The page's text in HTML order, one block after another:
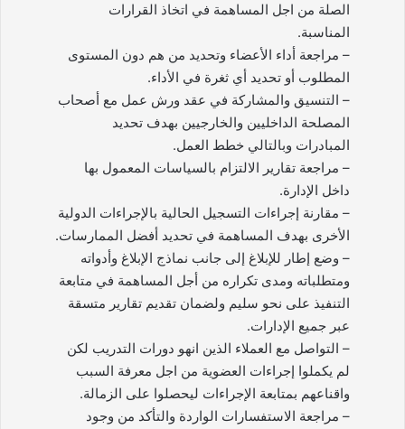
الصلة من اجل المساهمة في اتخاذ القرارات
المناسبة.
– مراجعة أداء الأعضاء وتحديد من هم دون المستوى
المطلوب أو تحديد أي ثغرة في الأداء.
– التنسيق والمشاركة في عقد ورش عمل مع أصحاب
المصلحة الداخليين والخارجيين بهدف تحديد
المبادرات وبالتالي خطط العمل.
– مراجعة تقارير الالتزام بالسياسات المعمول بها
داخل الإدارة.
– مقارنة إجراءات التسجيل الحالية بالإجراءات الدولية
الأخرى بهدف المساهمة في تحديد أفضل الممارسات.
– وضع إطار للإبلاغ إلى جانب نماذج الإبلاغ وأدواته
ومتطلباته ومدى تكراره من أجل المساهمة في متابعة
التنفيذ على نحو سليم ولضمان تقديم تقارير متسقة
عبر جميع الإدارات.
– التواصل مع العملاء الذين انهو دورات التدريب لكن
لم يكملوا إجراءات العضوية من اجل معرفة السبب
واقناعهم بمتابعة الإجراءات ليحصلوا على الزمالة.
– مراجعة الاستفسارات الواردة والتأكد من وجود